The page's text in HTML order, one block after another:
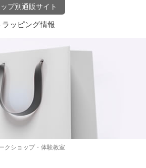
プ別通販サイト
ラッピング情報
クショップ・体験教室